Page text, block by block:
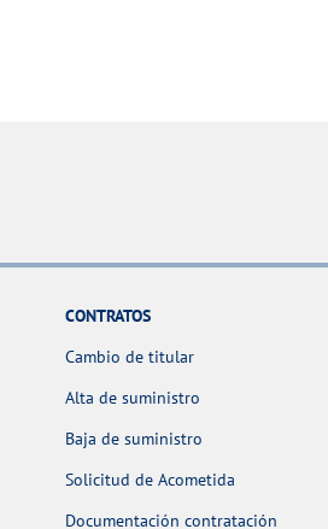
CONTRATOS
Cambio de titular
Alta de suministro
Baja de suministro
Solicitud de Acometida
Documentación contratación